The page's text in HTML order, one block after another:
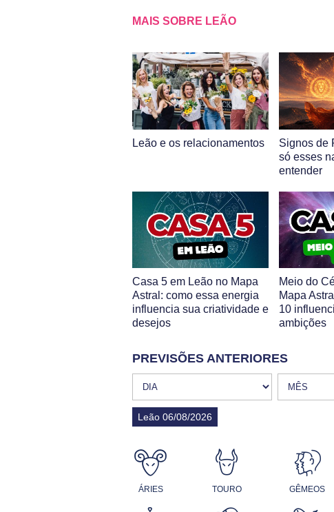
MAIS SOBRE LEÃO
Leão e os relacionamentos
Signos de
só esses
entender
Casa 5 em Leão no Mapa
Astral: como essa energia
influencia sua criatividade e
desejos
Meio do
Mapa
10
ambições
PREVISÕES ANTERIORES
Leão 06/08/2026
ÁRIES TOURO GÊMEOS